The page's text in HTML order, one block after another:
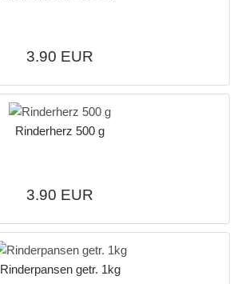
3.90 EUR
Rinderherz 500 g
3.90 EUR
Rinderpansen getr. 1kg